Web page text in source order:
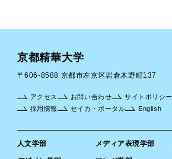
京都精華大学
〒606-8588 京都市左京区岩倉木野町137
人文学部 メディア表現学部
アクセス お問い合わせ サイトポリシー
採用情報
セイカ・ポータル English